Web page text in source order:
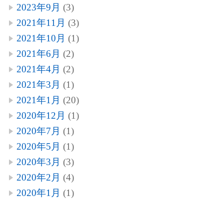
2023年9月 (3)
2021年11月 (3)
2021年10月 (1)
2021年6月 (2)
2021年4月 (2)
2021年3月 (1)
2021年1月 (20)
2020年12月 (1)
2020年7月 (1)
2020年5月 (1)
2020年3月 (3)
2020年2月 (4)
2020年1月 (1)